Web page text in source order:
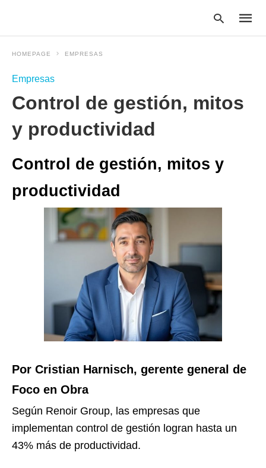
your
search
HOMEPAGE EMPRESAS
Empresas
Control de gestión, mitos
y productividad
Control de gestión, mitos y
productividad
Por Cristian Harnisch, gerente general de
Foco en Obra
Según Renoir Group, las empresas que
implementan control de gestión logran hasta un
43% más de productividad.